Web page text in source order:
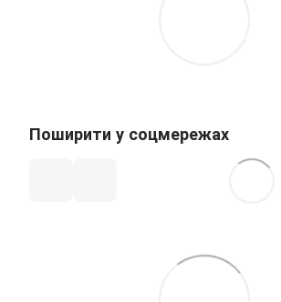
Поширити у соцмережах